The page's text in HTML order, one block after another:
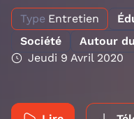
Type Entretien
Société
Autour
Jeudi 9 Avril 2020